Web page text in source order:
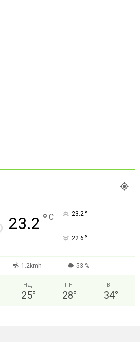
23.2 ° C 23.2°
22.6 °
1.2kmh 53 %
НД
25°
ПН
28°
ВТ
34°